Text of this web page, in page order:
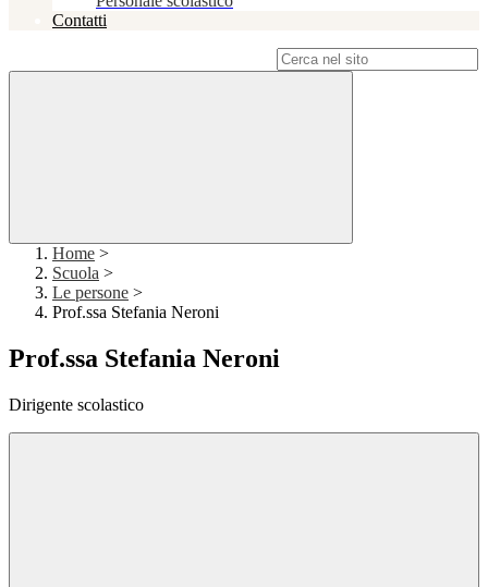
Contatti
Home >
Scuola >
Le persone >
Prof.ssa Stefania Neroni
Prof.ssa Stefania Neroni
Dirigente scolastico